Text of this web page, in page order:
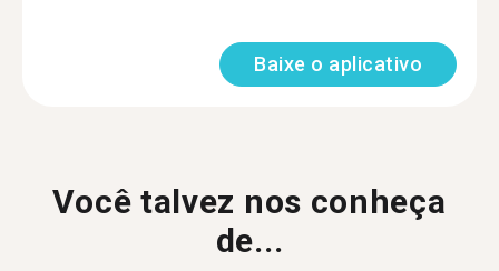
Baixe o aplicativo
Você talvez nos conheça
de...